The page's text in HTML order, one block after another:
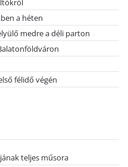
a héten
medre a déli parton
félidő végén
teljes műsora